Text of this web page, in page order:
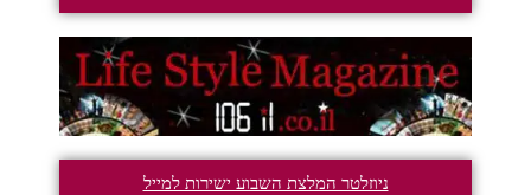
ניוזלטר המלצת השבוע ישירות למייל